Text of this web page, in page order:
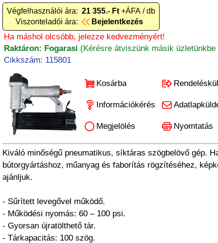
Végfelhasználói ára: 21 355.- Ft +ÁFA / db
Viszonteladói ára:
Bejelentkezés
Ha máshol olcsóbb, jelezze kedvezményért!
Raktáron: Fogarasi (Kérésre átviszünk másik üzletünkbe
Cikkszám: 115801
Kosárba
Információkérés
Megjelölés Nyomtatás
Kiváló minőségű pneumatikus, síktáras szögbelövő gép.
bútorgyártáshoz, műanyag és faborítás rögzítéséhez,
ajánljuk.
- Sűrített levegővel működő.
- Működési nyomás: 60 – 100 psi.
- Gyorsan újratölthető tár.
- Tárkapacitás: 100 szög.